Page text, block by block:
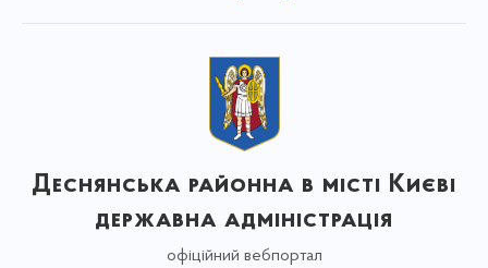
Деснянська районна в місті Києві
державна адміністрація
офіційний вебпортал